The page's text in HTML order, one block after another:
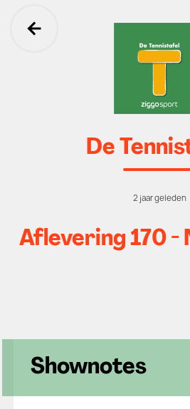
Ga terug
De
2 jaar geleden
Aflevering 170 -
Shownotes